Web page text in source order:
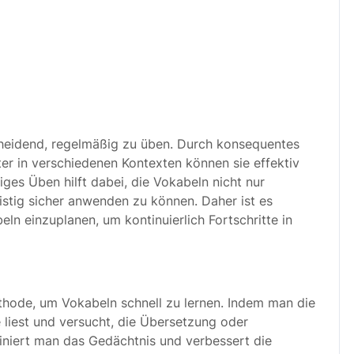
regelmäßig zu üben. Durch konsequentes
in verschiedenen Kontexten können sie effektiv
Üben hilft dabei, die Vokabeln nicht nur
sicher anwenden zu können. Daher ist es
einzuplanen, um kontinuierlich Fortschritte in
um Vokabeln schnell zu lernen. Indem man die
und versucht, die Übersetzung oder
man das Gedächtnis und verbessert die